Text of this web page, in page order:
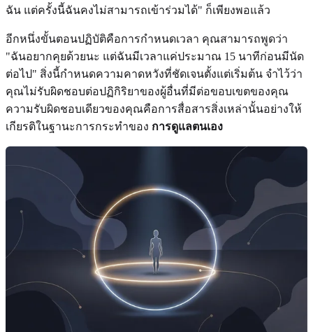
ฉัน แต่ครั้งนี้ฉันคงไม่สามารถเข้าร่วมได้" ก็เพียงพอแล้ว
อีกหนึ่งขั้นตอนปฏิบัติคือการกำหนดเวลา คุณสามารถพูดว่า
"ฉันอยากคุยด้วยนะ แต่ฉันมีเวลาแค่ประมาณ 15 นาทีก่อนมีนัด
ต่อไป" สิ่งนี้กำหนดความคาดหวังที่ชัดเจนตั้งแต่เริ่มต้น จำไว้ว่า
คุณไม่รับผิดชอบต่อปฏิกิริยาของผู้อื่นที่มีต่อขอบเขตของคุณ
ความรับผิดชอบเดียวของคุณคือการสื่อสารสิ่งเหล่านั้นอย่างให้
เกียรติในฐานะการกระทำของ การดูแลตนเอง